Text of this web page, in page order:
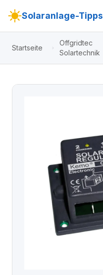
Solaranlage-Tipps
Startseite
Offgridtec
Solartechnik